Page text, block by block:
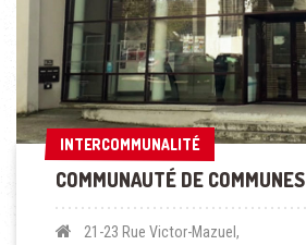
INTERCOMMUNALITÉ
INTERCOMMUNALITÉ
COMMUNAUTÉ DE COMMUNES
21-23 Rue Victor-Mazuel,